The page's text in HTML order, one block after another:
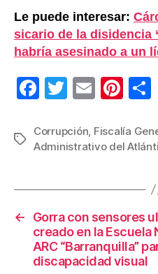
Le puede interesar:
sicario de la disidencia
habría asesinado a un
F
c
e
o
k
T
tt
er
E
ail
Pi
er
e
Etiquetas
Corrupción Fiscalía
Administrativo del
←
Gorra con sensores
creado en la Escuela
ARC “Barranquilla”
discapacidad visual